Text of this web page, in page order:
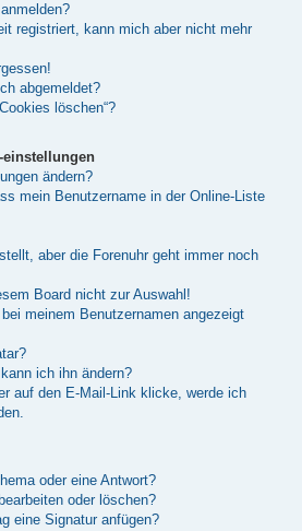
registriert, kann mich aber nicht mehr
abgemeldet?
löschen“?
einstellungen
ändern?
mein Benutzername in der Online-Liste
aber die Forenuhr geht immer noch
Board nicht zur Auswahl!
meinem Benutzernamen angezeigt
ich ihn ändern?
auf den E-Mail-Link klicke, werde ich
oder eine Antwort?
oder löschen?
eine Signatur anfügen?